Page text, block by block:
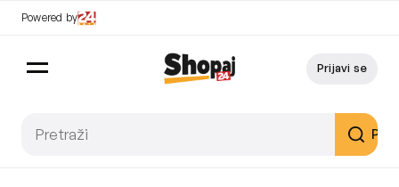
Powered by
Prijavi se